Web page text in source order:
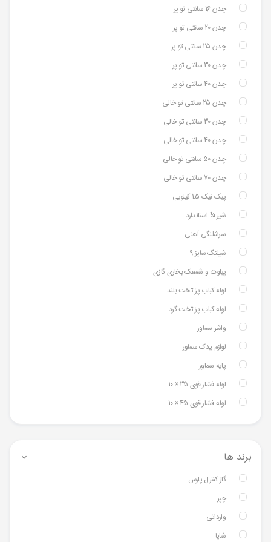
چدن 16 سانتی تو پر
چدن 20 سانتی تو پر
چدن 25 سانتی تو پر
چدن 30 سانتی تو پر
چدن 40 سانتی تو پر
چدن 25 سانتی تو خالی
چدن 30 سانتی تو خالی
چدن 40 سانتی تو خالی
چدن 50 سانتی تو خالی
چدن 70 سانتی تو خالی
پیک نیک 1.5 کیلویی
شیر ¼ استاندارد
سرشلنگی آهنی
شیلنگ سایز 9
پیلوت و شمعک بخاری گازی
لوله کباب پز تخت بلند
لوله کباب پز تخت گرد
واشر سماور
لوازم یدک سماور
پایه سماور
لوله فشار قوی 35 × 10
لوله فشار قوی 45 × 10
برند ها
گاز کنترل پارس
چپر
وارداتی
شایا